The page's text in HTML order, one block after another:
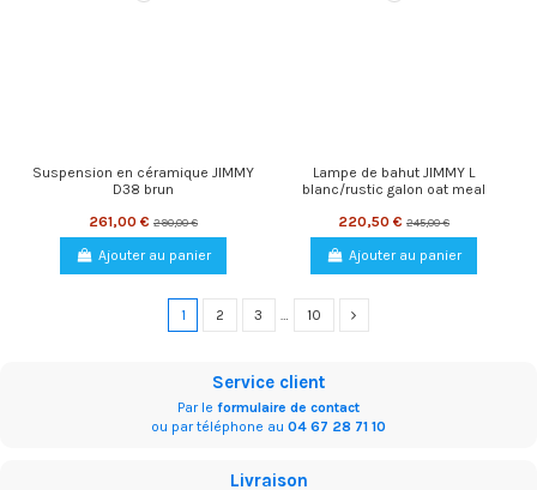
Suspension en céramique JIMMY
D38 brun
261,00 € 290,00 €
Ajouter au panier
Lampe de bahut JIMMY L
blanc/rustic galon oat meal
220,50 € 245,00 €
Ajouter au panier
1 2 3 … 10
Service client
Par le formulaire de contact
ou par téléphone au 04 67 28 71 10
Livraison